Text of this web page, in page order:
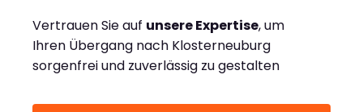
Vertrauen Sie auf unsere Expertise, um
Ihren Übergang nach Klosterneuburg
sorgenfrei und zuverlässig zu gestalten